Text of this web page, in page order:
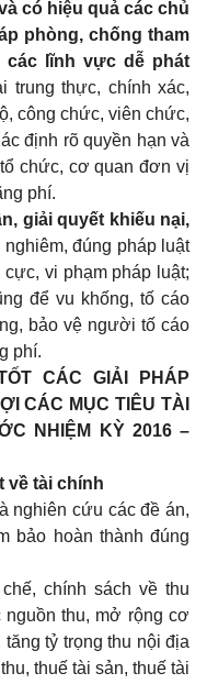
có hiệu quả các chủ
phòng, chống tham
các lĩnh vực dễ phát
trung thực, chính xác,
công chức, viên chức,
định rõ quyền hạn và
chức, cơ quan đơn vị
phí.
giải quyết khiếu nại,
đúng pháp luật
vi phạm pháp luật;
để vu khống, tố cáo
bảo vệ người tố cáo
phí.
CÁC GIẢI PHÁP
CÁC MỤC TIÊU TÀI
NHIỆM KỲ 2016 –
về tài chính
nghiên cứu các đề án,
bảo hoàn thành đúng
chính sách về thu
thu, mở rộng cơ
tỷ trọng thu nội địa
thuế tài sản, thuế tài